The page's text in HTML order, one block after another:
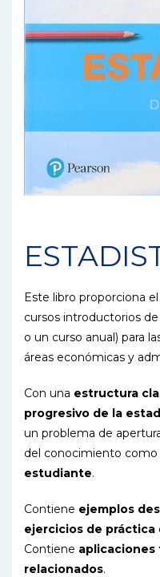
Este libro proporciona
cursos introductorios
o un curso anual) para
áreas económicas y
Con una estructura
progresivo de la
un problema de
del conocimiento como
estudiante.
Contiene ejemplos
ejercicios de práctica
Contiene
relacionados.